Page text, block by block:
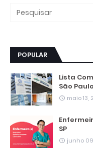
POPULAR
Lista
São
maio 13,
SP
junho